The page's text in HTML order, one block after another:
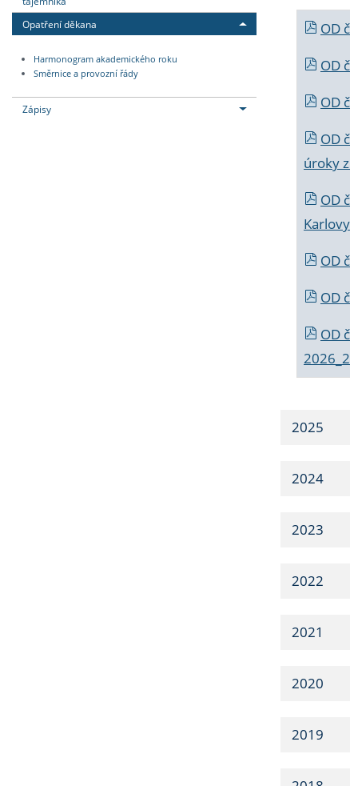
Opatření děkana
Harmonogram akademického roku
Směrnice a provozní řády
Zápisy
OD
OD
OD
OD
úroky
OD
Karlovy
OD
OD
OD
2025
2024
2023
2022
2021
2020
2019